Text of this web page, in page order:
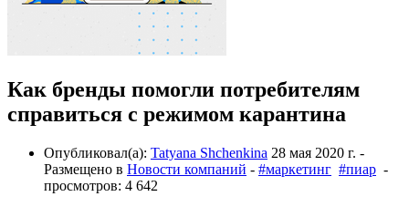
Как бренды помогли потребителям
справиться с режимом карантина
Опубликовал(а): Tatyana Shchenkina 28 мая 2020 г. -
Размещено в Новости компаний - #маркетинг #пиар -
просмотров: 4 642